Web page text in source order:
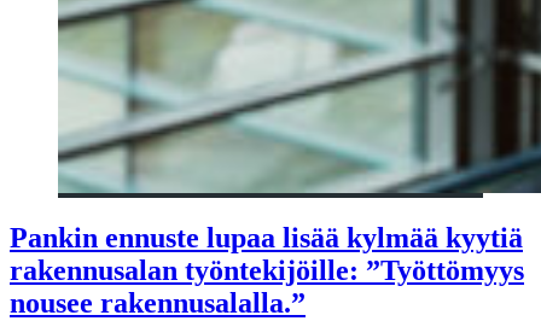
Pankin ennuste lupaa lisää kylmää kyytiä
rakennusalan työntekijöille: ”Työttömyys
nousee rakennusalalla.”